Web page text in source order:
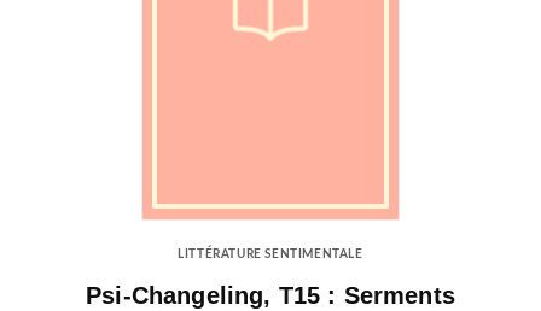
LITTÉRATURE SENTIMENTALE
Psi-Changeling, T15 : Serments